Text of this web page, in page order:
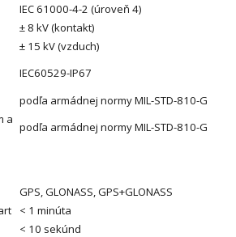
IEC 61000-4-2 (úroveň 4)
± 8 kV (kontakt)
± 15 kV (vzduch)
IEC60529-IP67
podľa armádnej normy MIL-STD-810-G
a
podľa armádnej normy MIL-STD-810-G
GPS, GLONASS, GPS+GLONASS
< 1 minúta
< 10 sekúnd